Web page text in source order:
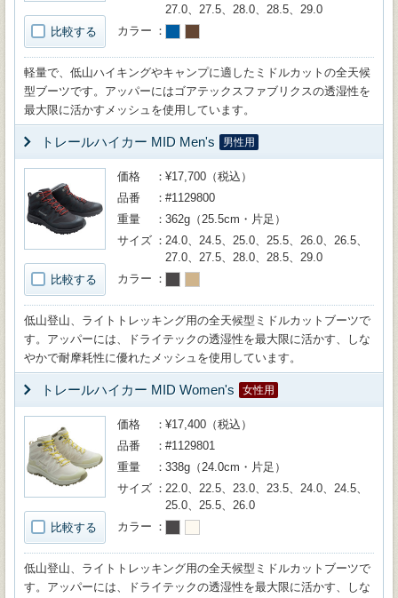
比較する
27.0、27.5、28.0、28.5、29.0
カラー
軽量で、低山ハイキングやキャンプに適したミドルカットの全天候
型ブーツです。アッパーにはゴアテックスファブリクスの透湿性を
最大限に活かすメッシュを使用しています。
トレールハイカー MID Men's 男性用
比較する
価格
¥17,700（税込）
品番
#1129800
重量
362g（25.5cm・片足）
サイズ
24.0、24.5、25.0、25.5、26.0、26.5、
27.0、27.5、28.0、28.5、29.0
カラー
低山登山、ライトトレッキング用の全天候型ミドルカットブーツで
す。アッパーには、ドライテックの透湿性を最大限に活かす、しな
やかで耐摩耗性に優れたメッシュを使用しています。
トレールハイカー MID Women's 女性用
比較する
価格
¥17,400（税込）
品番
#1129801
重量
338g（24.0cm・片足）
サイズ
22.0、22.5、23.0、23.5、24.0、24.5、
25.0、25.5、26.0
カラー
低山登山、ライトトレッキング用の全天候型ミドルカットブーツで
す。アッパーには、ドライテックの透湿性を最大限に活かす、しな